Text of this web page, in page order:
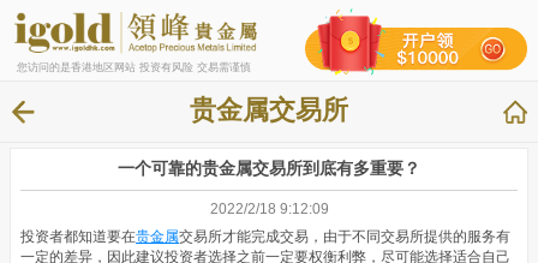
您访问的是香港地区网站 投资有风险 交易需谨慎
贵金属交易所
一个可靠的贵金属交易所到底有多重要？
2022/2/18 9:12:09
投资者都知道要在贵金属交易所才能完成交易，由于不同交易所提供的服务有
一定的差异，因此建议投资者选择之前一定要权衡利弊，尽可能选择适合自己